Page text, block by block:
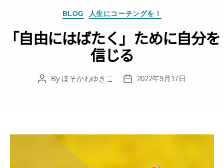
Categories
BLOG 人生にコーチングを！
「自由にはばたく」ために自分を
信じる
PostBy ほそかわゆきこ
Post2022年9月17日